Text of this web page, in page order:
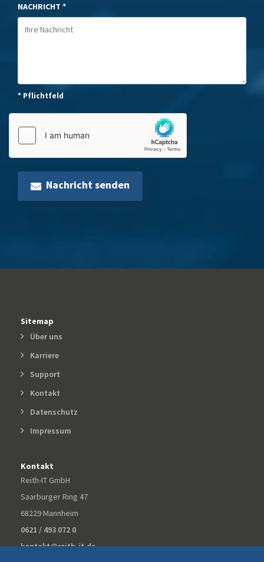
NACHRICHT *
* Pflichtfeld
Nachricht senden
Sitemap
Über uns
Karriere
Support
Kontakt
Datenschutz
Impressum
Kontakt
Reith-IT GmbH
Saarburger Ring 47
68229 Mannheim
0621 / 493 072 0
kontakt@reith-it.de